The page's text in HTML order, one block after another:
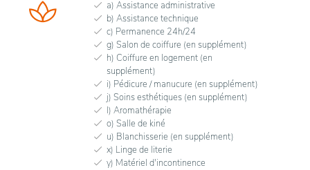
a) Assistance administrative
b) Assistance technique
c) Permanence 24h/24
g) Salon de coiffure (en supplément)
h) Coiffure en logement (en
supplément)
i) Pédicure / manucure (en supplément)
j) Soins esthétiques (en supplément)
l) Aromathérapie
o) Salle de kiné
u) Blanchisserie (en supplément)
x) Linge de literie
y) Matériel d'incontinence